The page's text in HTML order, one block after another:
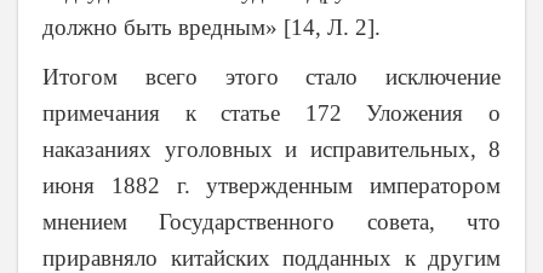
должно быть вредным» [14, Л. 2].
Итогом всего этого стало исключение
примечания к статье 172 Уложения о
наказаниях уголовных и исправительных, 8
июня 1882 г. утвержденным императором
мнением Государственного совета, что
приравняло китайских подданных к другим